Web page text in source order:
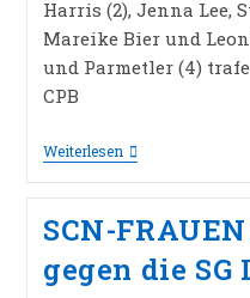
Harris (2), Jenna Lee,
Mareike Bier und
und Parmetler (4)
CPB
WeiterlesenHaushoher
SCN-
SCN-
gegen die SG